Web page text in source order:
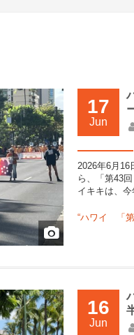
17
Jun
2026年6月16
ら、「第43
イキキは、
“ハワイ 「第
16
Jun